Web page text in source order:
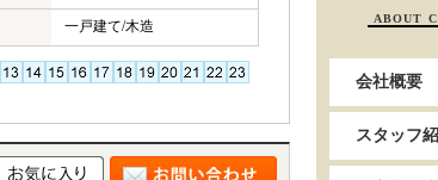
一戸建て/木造 ABOUT
会社概要
スタッフ